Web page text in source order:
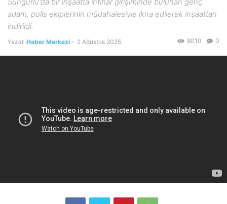
adam, polis ekiplerinin müdahalesiyle ikna edilerek inşaattan
indirildi.
Yazar Haber Merkezi - 2 Ağustos 2025 0
8010